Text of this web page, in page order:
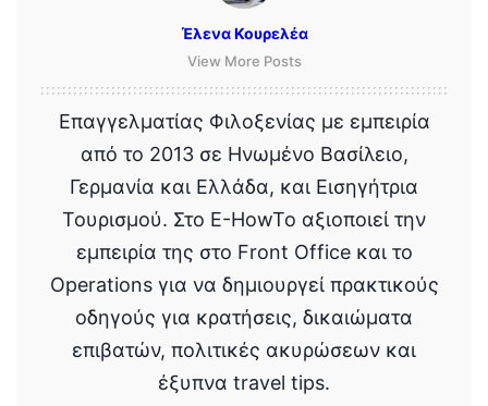
Έλενα Κουρελέα
View More Posts
Επαγγελματίας Φιλοξενίας με εμπειρία
από το 2013 σε Ηνωμένο Βασίλειο,
Γερμανία και Ελλάδα, και Εισηγήτρια
Τουρισμού. Στο E-HowTo αξιοποιεί την
εμπειρία της στο Front Office και το
Operations για να δημιουργεί πρακτικούς
οδηγούς για κρατήσεις, δικαιώματα
επιβατών, πολιτικές ακυρώσεων και
έξυπνα travel tips.